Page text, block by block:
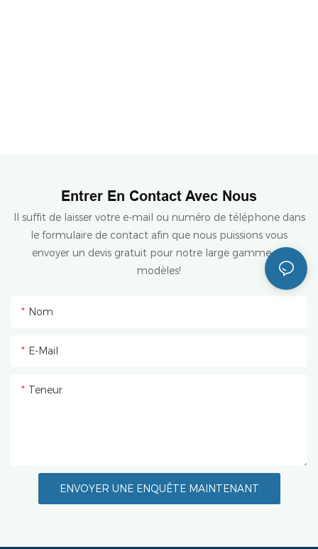
Entrer En Contact Avec Nous
Il suffit de laisser votre e-mail ou numéro de téléphone dans
le formulaire de contact afin que nous puissions vous
envoyer un devis gratuit pour notre large gamme de
modèles!
Nom
E-Mail
Teneur
ENVOYER UNE ENQUÊTE MAINTENANT